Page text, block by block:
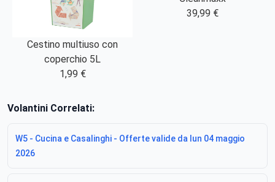
Cestino multiuso con
coperchio 5L
1,99 €
39,99 €
Volantini Correlati:
W5 - Cucina e Casalinghi - Offerte valide da lun 04 maggio
2026